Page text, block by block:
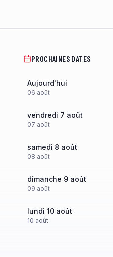
PROCHAINES DATES
Aujourd'hui
06 août
vendredi 7 août
07 août
samedi 8 août
08 août
dimanche 9 août
09 août
lundi 10 août
10 août